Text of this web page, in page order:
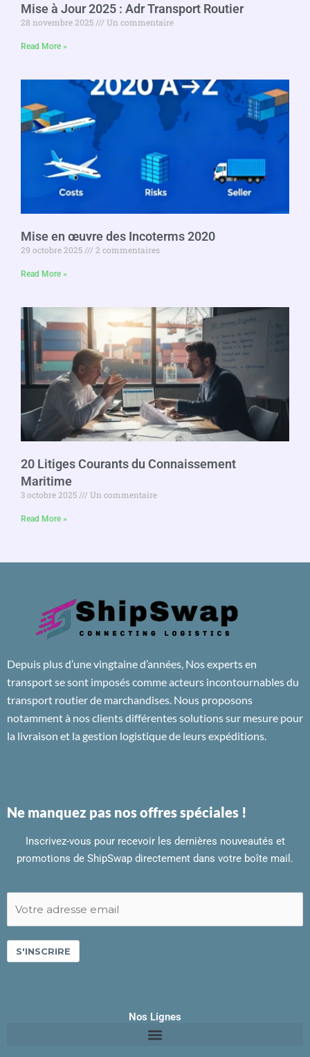
Mise à Jour 2025 : Adr Transport Routier
28 novembre 2025 Un commentaire
Read More »
Mise en œuvre des Incoterms 2020
29 octobre 2025 2 commentaires
Read More »
20 Litiges Courants du Connaissement
Maritime
3 octobre 2025 Un commentaire
Read More »
Depuis plus d’une vingtaine d’années, Nos experts en
transport se sont imposés comme acteurs incontournables du
transport routier de marchandises. Nous proposons
notamment à nos clients différentes solutions sur mesure pour
la livraison et la gestion logistique de leurs expéditions.
Ne manquez pas nos offres spéciales !
Inscrivez-vous pour recevoir les dernières nouveautés et
promotions de ShipSwap directement dans votre boîte mail.
S'INSCRIRE
Nos Lignes